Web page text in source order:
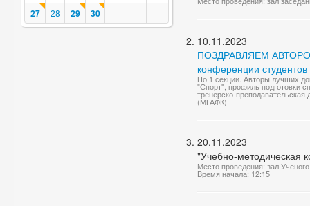
27 28 29 30
10.11.2023
ПОЗДРАВЛЯЕМ
конференции студентов
По 1 секции. Авторы лучших
"Спорт", профиль подготовки
тренерско-
(МГАФК)
20.11.2023
"Учебно-методическая
Место проведения: зал
Время начала: 12:15